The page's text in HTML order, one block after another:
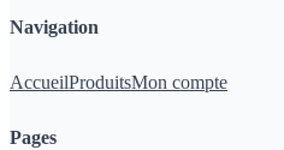
Navigation
AccueilProduitsMon compte
Pages